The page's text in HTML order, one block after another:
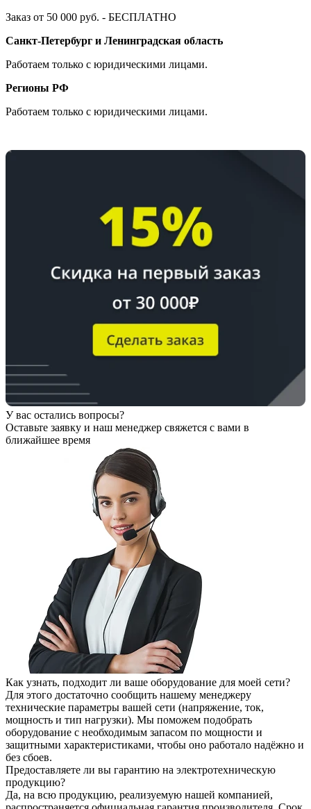
Заказ от 50 000 руб. - БЕСПЛАТНО
Санкт-Петербург и Ленинградская область
Работаем только с юридическими лицами.
Регионы РФ
Работаем только с юридическими лицами.
У вас остались вопросы?
Оставьте заявку и наш менеджер свяжется с вами в
ближайшее время
Как узнать, подходит ли ваше оборудование для моей сети?
Для этого достаточно сообщить нашему менеджеру
технические параметры вашей сети (напряжение, ток,
мощность и тип нагрузки). Мы поможем подобрать
оборудование с необходимым запасом по мощности и
защитными характеристиками, чтобы оно работало надёжно и
без сбоев.
Предоставляете ли вы гарантию на электротехническую
продукцию?
Да, на всю продукцию, реализуемую нашей компанией,